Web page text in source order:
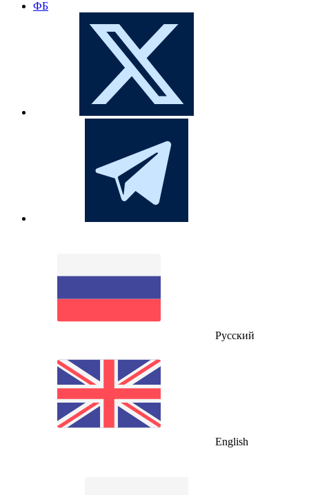
ФБ
Русский
English